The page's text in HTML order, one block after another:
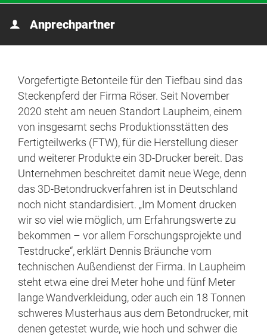
Anprechpartner
Vorgefertigte Betonteile für den Tiefbau sind das
Steckenpferd der Firma Röser. Seit November
2020 steht am neuen Standort Laupheim, einem
von insgesamt sechs Produktionsstätten des
Fertigteilwerks (FTW), für die Herstellung dieser
und weiterer Produkte ein 3D-Drucker bereit. Das
Unternehmen beschreitet damit neue Wege, denn
das 3D-Betondruckverfahren ist in Deutschland
noch nicht standardisiert. „Im Moment drucken
wir so viel wie möglich, um Erfahrungswerte zu
bekommen – vor allem Forschungsprojekte und
Testdrucke“, erklärt Dennis Bräunche vom
technischen Außendienst der Firma. In Laupheim
steht etwa eine drei Meter hohe und fünf Meter
lange Wandverkleidung, oder auch ein 18 Tonnen
schweres Musterhaus aus dem Betondrucker, mit
denen getestet wurde, wie hoch und schwer die